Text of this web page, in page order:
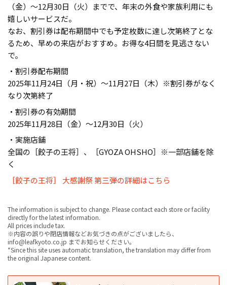
（金）～12月30日（火）までで、年末の外食や家族利用にも
嬉しいサービスだ。
なお、割引券は配布期間中でも予定枚数に達し次第終了とな
るため、早めの来店がおすすめ。お得な4日間を見逃さない
で。
・割引券配布期間
2025年11月24日（月・祝）～11月27日（木）※割引券がなく
なり次第終了
・割引券の有効期間
2025年11月28日（金）～12月30日（火）
・実施店舗
全国の［餃子の王将］、［GYOZA OHSHO］※一部店舗を除
く
［餃子の王将］ 大感謝祭 第三弾の詳細はこちら
The information is subject to change. Please contact each store or facility
directly for the latest information.
All prices include tax.
※内容の誤りや閉店情報などお気づきの点がございましたら、
info@leafkyoto.co.jp までお知らせください。
*Since this site uses automatic translation, the translation may differ from
the original Japanese content.